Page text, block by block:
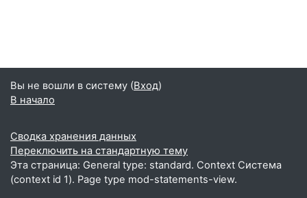
Вы не вошли в систему (Вход)
В начало
Сводка хранения данных
Переключить на стандартную тему
Эта страница: General type: standard. Context Система
(context id 1). Page type mod-statements-view.